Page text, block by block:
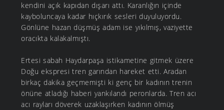
kendini açık kapıdan dışarı attı. Karanlığın içinde
kayboluncaya kadar hıçkırık sesleri duyuluyordu.
Gönlüne hazan düşmüş adam ise yıkılmış, vaziyette
oracıkta kalakalmıştı.
Ertesi sabah Haydarpaşa istikametine gitmek üzere
Doğu ekspresi tren garından hareket etti. Aradan
birkaç dakika geçmemişti ki genç bir kadının trenin
önüne atladığı haberi yankılandı peronlarda. Tren acı
acı rayları döverek uzaklaşırken kadının ölmüş